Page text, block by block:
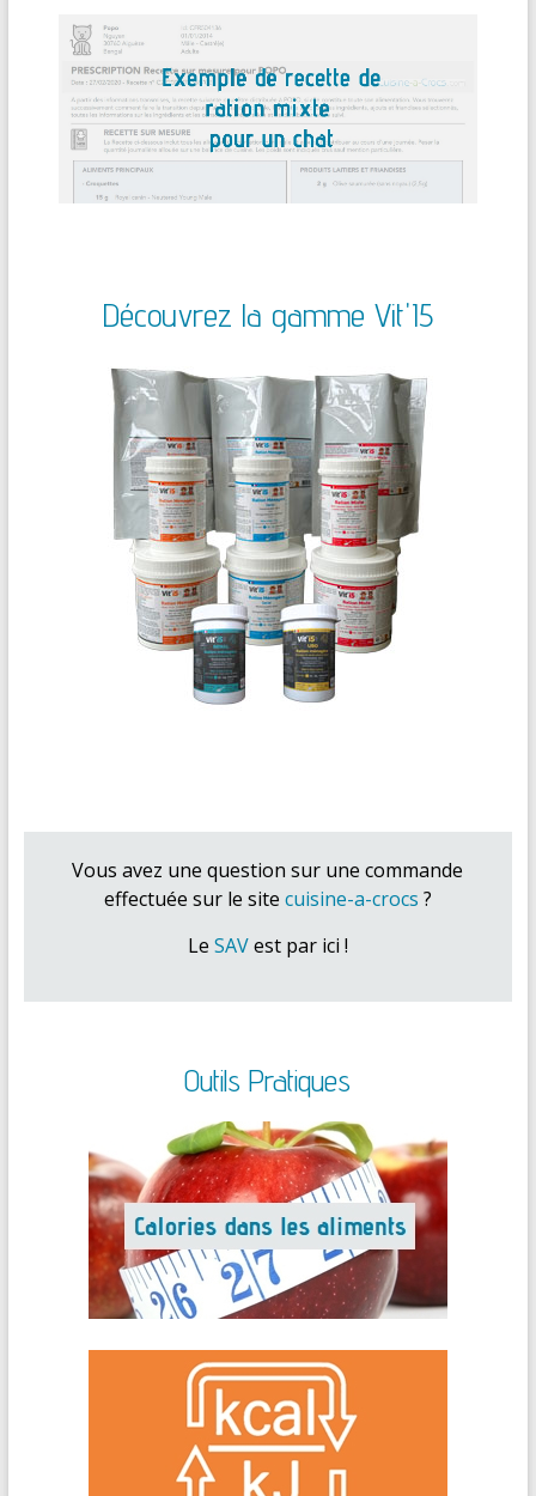
Découvrez la gamme Vit'I5
Vous avez une question sur une commande
effectuée sur le site cuisine-a-crocs ?
Le SAVest par ici !
Outils Pratiques